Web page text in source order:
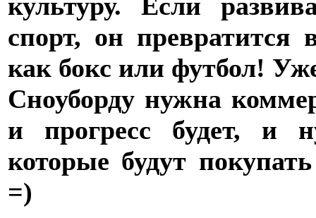
спорт, он
как бокс или футбол!
Сноуборду нужна
и прогресс будет, и
которые будут
=)